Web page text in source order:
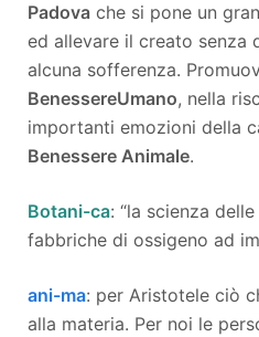
Padova che si pone un
ed allevare il creato senza
alcuna sofferenza.
BenessereUmano, nella
importanti emozioni della
Benessere Animale.
Botani-ca: “la scienza
fabbriche di ossigeno ad
ani-ma: per Aristotele ciò
alla materia. Per noi le